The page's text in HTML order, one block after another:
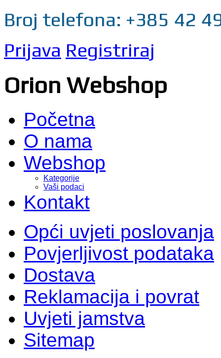
Broj telefona: +385 42
Prijava Registriraj
Orion Webshop
Početna
O nama
Webshop
Kategorije
Vaši podaci
Kontakt
Opći uvjeti poslovanja
Povjerljivost podataka
Dostava
Reklamacija i povrat
Uvjeti jamstva
Sitemap